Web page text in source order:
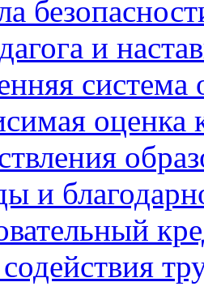
и
система
оценка
и